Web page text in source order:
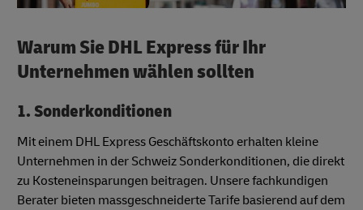
Warum Sie DHL Express für Ihr
Unternehmen wählen sollten
1. Sonderkonditionen
Mit einem DHL Express Geschäftskonto erhalten kleine
Unternehmen in der Schweiz Sonderkonditionen, die direkt
zu Kosteneinsparungen beitragen. Unsere fachkundigen
Berater bieten massgeschneiderte Tarife basierend auf dem